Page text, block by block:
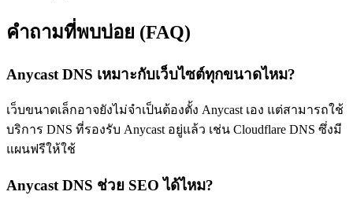
คำถามที่พบบ่อย (FAQ)
Anycast DNS เหมาะกับเว็บไซต์ทุกขนาดไหม?
เว็บขนาดเล็กอาจยังไม่จำเป็นต้องตั้ง Anycast เอง แต่สามารถใช้
บริการ DNS ที่รองรับ Anycast อยู่แล้ว เช่น Cloudflare DNS ซึ่งมี
แผนฟรีให้ใช้
Anycast DNS ช่วย SEO ได้ไหม?